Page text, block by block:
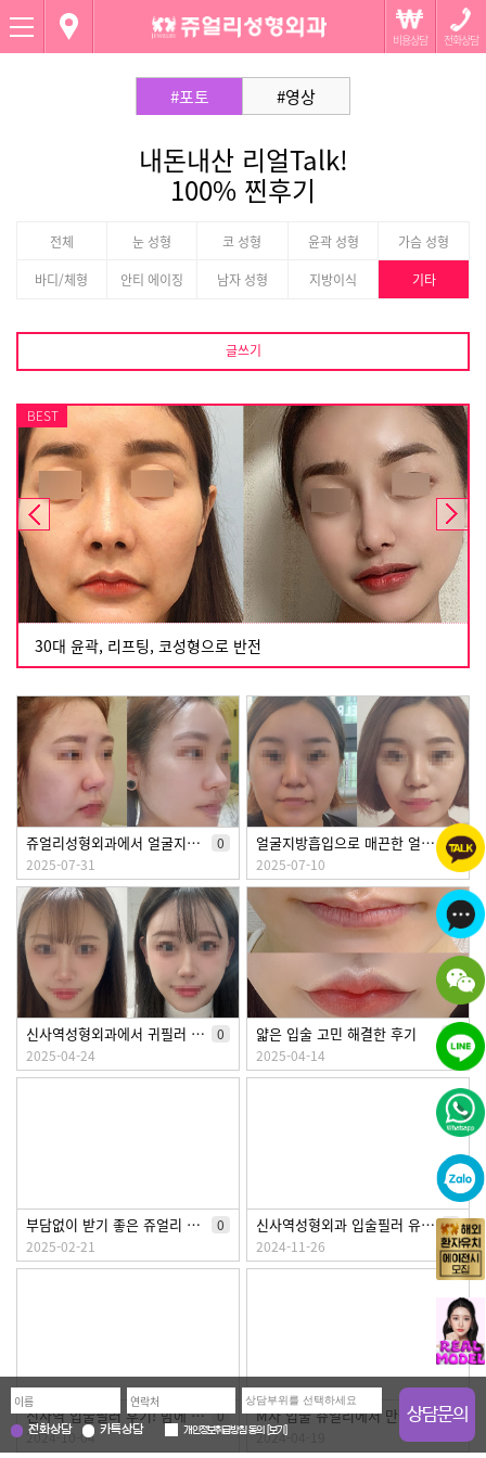
Menu
#포토 #영상
내돈내산 리얼Talk!
100% 찐후기
전체 눈 성형 코 성형 윤곽 성형
가슴 성형
바디/체형
안티 에이징 남자 성형 지방이식 기타
글쓰기
BEST
30대 윤곽, 리프팅, 코성형으로 반전
쥬얼리성형외과에서 얼굴지방흡입 받았어요
0
2025-07-31
얼굴지방흡입으로 매끈한 얼굴 완성!
0
2025-07-10
신사역성형외과에서 귀필러 받았습니당
0
2025-04-24
얇은 입술 고민 해결한 후기
0
2025-04-14
부담없이 받기 좋은 쥬얼리 얼굴지방흡입!
0
2025-02-21
신사역성형외과 입술필러 유지력 ㄷㄷ하네요..
0
2024-11-26
신사역 입술필러 후기! 맘에 들어요 ㅎㅎ
0
2024-10-04
M자 입술 쥬얼리에서 만들었어요! 0
2024-04-19
전화상담 카톡상담 보기